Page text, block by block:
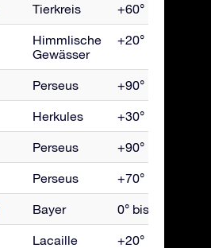
Tierkreis +60° bis -90°
Himmlische
Gewässer
+20° bis -90°
Perseus +90° bis -20°
Herkules +30° bis -90°
Perseus +90° bis -10°
Perseus +70° bis -90°
Bayer 0° bis -90°
Lacaille +20° bis -90°